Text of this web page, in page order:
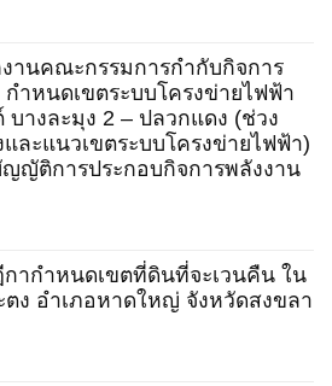
มทรัพย์
นานคณะกรรมการกำกับกิจการ
กำหนดเขตระบบโครงข่ายไฟฟ้า
บางละมุง 2 – ปลวกแดง (ช่วง
ละแนวเขตระบบโครงข่ายไฟฟ้า)
ญัติการประกอบกิจการพลังงาน
นากำหนดเขตที่ดินที่จะเวนคืน ใน
ง อำเภอหาดใหญ่ จังหวัดสงขลา